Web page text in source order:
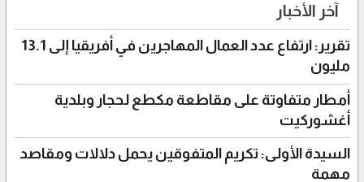
آخر الأخبار
تقرير: ارتفاع عدد العمال المهاجرين في أفريقيا إلى 13.1
مليون
أمطار متفاوتة على مقاطعة مكطع لحجار وبلدية
أغشوركيت
السيدة الأولى: تكريم المتفوقين يحمل دلالات ومقاصد
مهمة